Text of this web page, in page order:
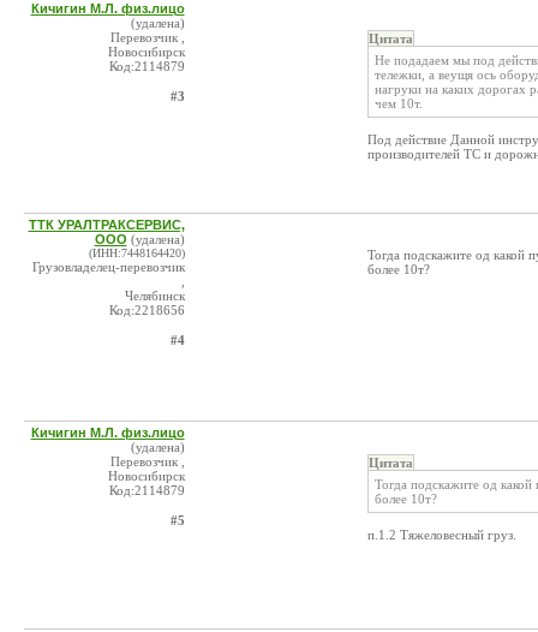
Кичигин М.Л. физ.лицо
(удалена)
Перевозчик ,
Новосибирск
Код:2114879
#3
Цитата
Не подадаем мы под
тележки, а веущя ось
нагруки на каких дорогах
чем 10т.
Под действие Данной
производителей ТС и
ТТК УРАЛТРАКСЕРВИС,
ООО (удалена)
(ИНН:7448164420)
Грузовладелец-перевозчик
Челябинск
Код:2218656
#4
Тогда подскажите од какой
более 10т?
Кичигин М.Л. физ.лицо
(удалена)
Перевозчик ,
Новосибирск
Код:2114879
#5
Цитата
Тогда подскажите од
более 10т?
п.1.2 Тяжеловесный груз.